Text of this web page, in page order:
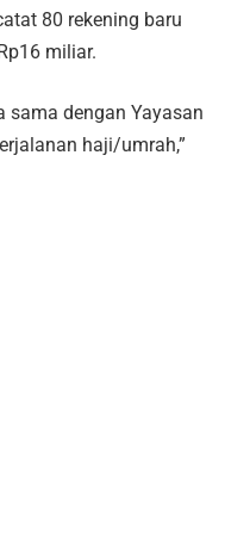
80 rekening baru
miliar.
sama dengan Yayasan
haji/umrah,”